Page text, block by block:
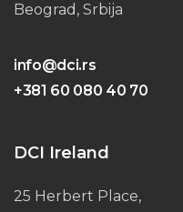
Beograd, Srbija
info@dci.rs
+381 60 080 40 70
DCI Ireland
25 Herbert Place,